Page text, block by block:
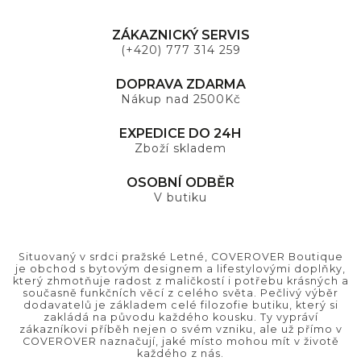
ZÁKAZNICKÝ SERVIS
(+420) 777 314 259
DOPRAVA ZDARMA
Nákup nad 2500Kč
EXPEDICE DO 24H
Zboží skladem
OSOBNÍ ODBĚR
V butiku
Situovaný v srdci pražské Letné, COVEROVER Boutique
je obchod s bytovým designem a lifestylovými doplňky,
který zhmotňuje radost z maličkostí i potřebu krásných a
současně funkčních věcí z celého světa. Pečlivý výběr
dodavatelů je základem celé filozofie butiku, který si
zakládá na původu každého kousku. Ty vypráví
zákazníkovi příběh nejen o svém vzniku, ale už přímo v
COVEROVER naznačují, jaké místo mohou mít v životě
každého z nás.